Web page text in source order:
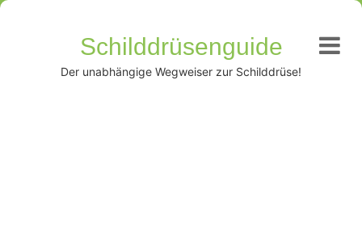
Schilddrüsenguide
Der unabhängige Wegweiser zur Schilddrüse!